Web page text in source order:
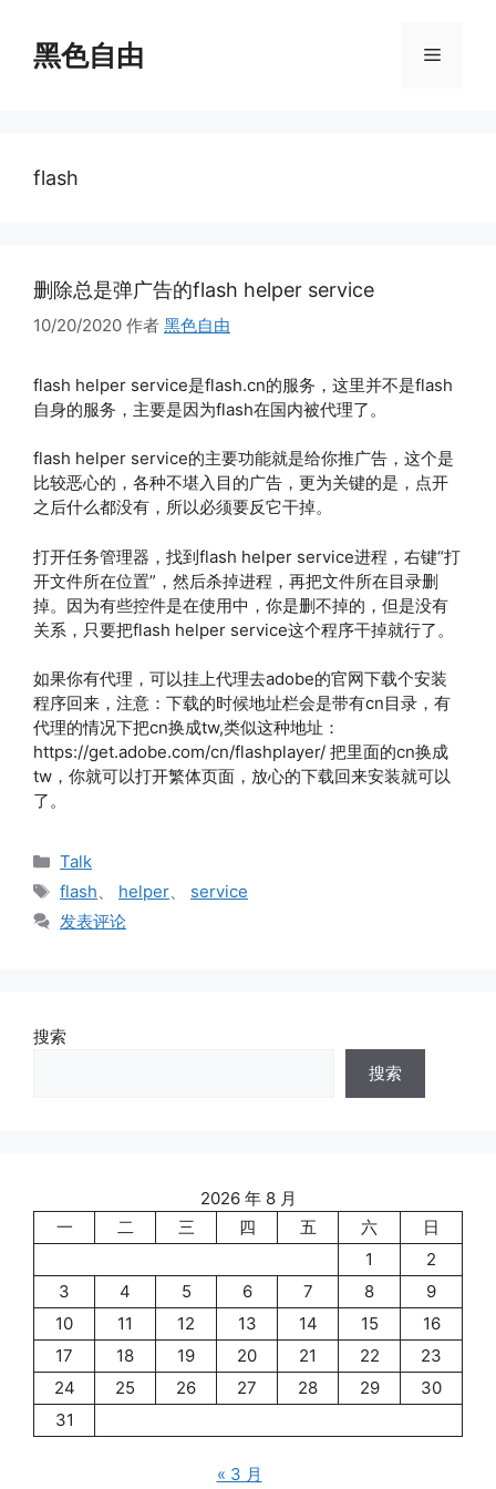
黑色自由 菜
flash
删除总是弹广告的flash helper service
10/20/2020 作者 黑色自由
flash helper service是flash.cn的服务，这里并不是flash
自身的服务，主要是因为flash在国内被代理了。
flash helper service的主要功能就是给你推广告，这个是
比较恶心的，各种不堪入目的广告，更为关键的是，点开
之后什么都没有，所以必须要反它干掉。
打开任务管理器，找到flash helper service进程，右键“打
开文件所在位置”，然后杀掉进程，再把文件所在目录删
掉。因为有些控件是在使用中，你是删不掉的，但是没有
关系，只要把flash helper service这个程序干掉就行了。
如果你有代理，可以挂上代理去adobe的官网下载个安装
程序回来，注意：下载的时候地址栏会是带有cn目录，有
代理的情况下把cn换成tw,类似这种地址：
https://get.adobe.com/cn/flashplayer/ 把里面的cn换成
tw，你就可以打开繁体页面，放心的下载回来安装就可以
了。
分
类
Talk
标
签
flash、 helper、 service
发表评论
搜索
搜索
2026 年 8 月
一
二 三 四 五 六
日
1
2
3
4 5 6 7 8
9
10
11 12 13 14 15
16
17
18 19 20 21 22
23
24
25 26 27 28 29
30
31
« 3 月